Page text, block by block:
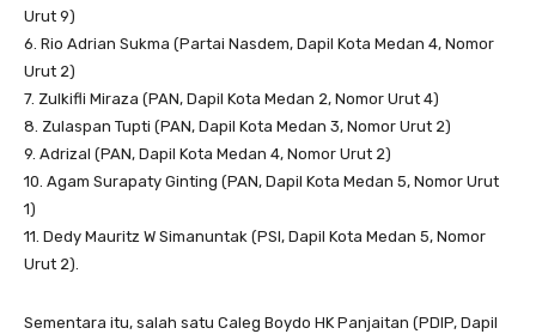
Urut 9)
6. Rio Adrian Sukma (Partai Nasdem, Dapil Kota Medan 4, Nomor
Urut 2)
7. Zulkifli Miraza (PAN, Dapil Kota Medan 2, Nomor Urut 4)
8. Zulaspan Tupti (PAN, Dapil Kota Medan 3, Nomor Urut 2)
9. Adrizal (PAN, Dapil Kota Medan 4, Nomor Urut 2)
10. Agam Surapaty Ginting (PAN, Dapil Kota Medan 5, Nomor Urut
1)
11. Dedy Mauritz W Simanuntak (PSI, Dapil Kota Medan 5, Nomor
Urut 2).
Sementara itu, salah satu Caleg Boydo HK Panjaitan (PDIP, Dapil